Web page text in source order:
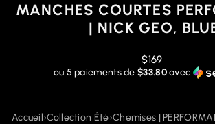
MANCHES COURTES
| NICK GEO,
Prix
régulier
$169
ou 5 paiements de$33.80avec
Accueil›Collection Été›Chemises |